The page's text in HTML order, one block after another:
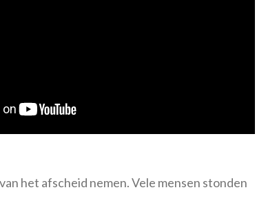
het afscheid nemen. Vele mensen stonden